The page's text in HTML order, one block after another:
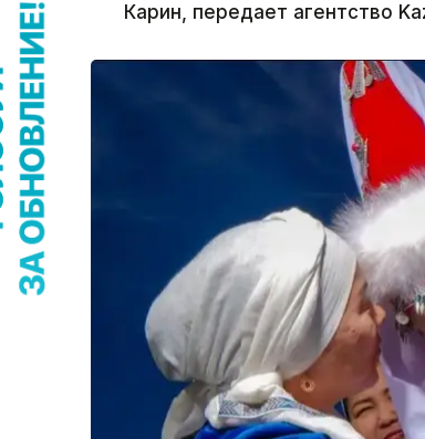
Карин, передает агентство